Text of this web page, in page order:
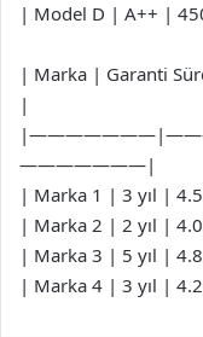
| Model D | A++ |
| Marka | Garanti
|
———————|
| Marka 1 | 3 yıl |
| Marka 2 | 2 yıl |
| Marka 3 | 5 yıl |
| Marka 4 | 3 yıl |